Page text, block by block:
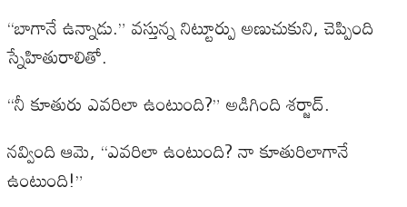
“బాగానే ఉన్నాడు.” వస్తున్న నిట్టూర్పు అణుచుకుని, చెప్పింది
స్నేహితురాలితో.
“నీ కూతురు ఎవరిలా ఉంటుంది?” అడిగింది శర్జాద్.
నవ్వింది ఆమె, “ఎవరిలా ఉంటుంది? నా కూతురిలాగానే
ఉంటుంది!”